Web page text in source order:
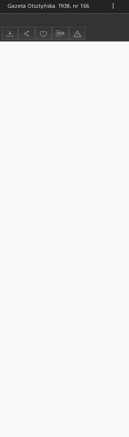
Gazeta Olsztyńska. 1938, nr 166